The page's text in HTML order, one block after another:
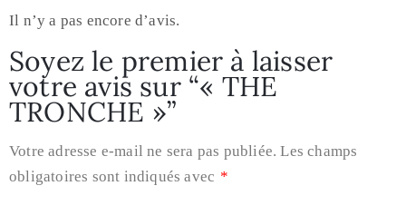
Il n’y a pas encore d’avis.
Soyez le premier à laisser
votre avis sur “« THE
TRONCHE »”
Votre adresse e-mail ne sera pas publiée. Les champs
obligatoires sont indiqués avec *